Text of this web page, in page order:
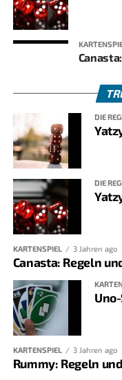
DIE
DIE
KARTENSPIEL 3 Jahren ago
Canasta: Regeln
KARTENSPIEL 3 Jahren ago
Rummy: Regeln